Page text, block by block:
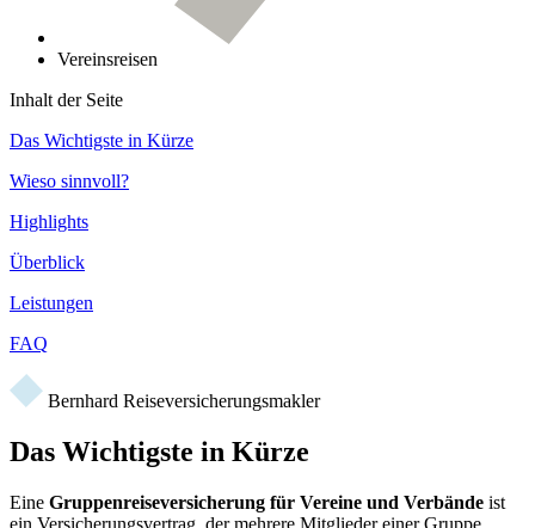
Vereinsreisen
Inhalt der Seite
Das Wichtigste in Kürze
Wieso sinnvoll?
Highlights
Überblick
Leistungen
FAQ
Bernhard Reiseversicherungsmakler
Das Wichtigste in Kürze
Eine Gruppenreiseversicherung für Vereine und Verbände ist
ein Versicherungsvertrag, der mehrere Mitglieder einer Gruppe